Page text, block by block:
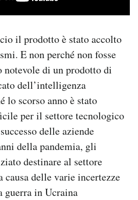
il prodotto è stato accolto
E non perché non fosse
di un prodotto di
dell’intelligenza
lo scorso anno è stato
per il settore tecnologico
delle aziende
della pandemia, gli
destinare al settore
causa delle varie incertezze
guerra in Ucraina